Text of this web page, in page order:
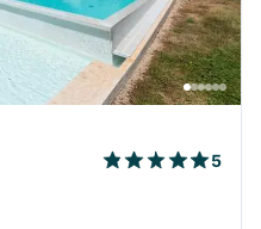
5